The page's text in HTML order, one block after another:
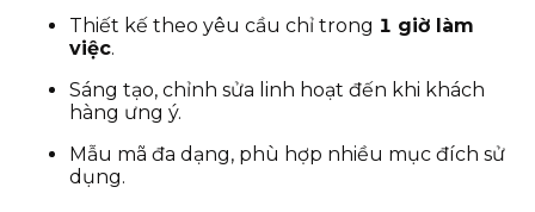
Thiết kế theo yêu cầu chỉ trong 1 giờ làm
việc.
Sáng tạo, chỉnh sửa linh hoạt đến khi khách
hàng ưng ý.
Mẫu mã đa dạng, phù hợp nhiều mục đích sử
dụng.